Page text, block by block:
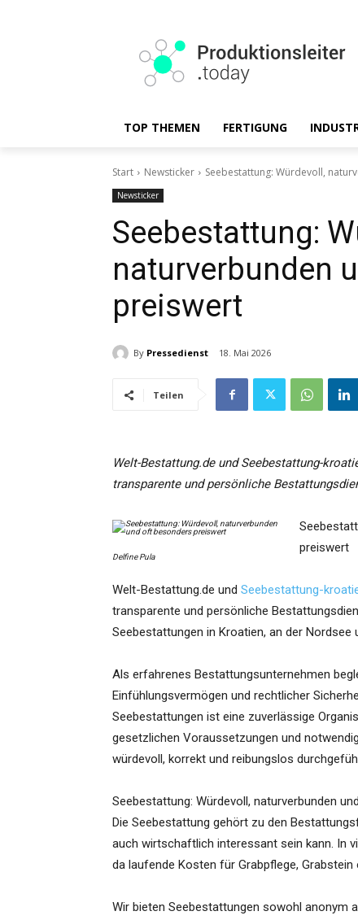
TOP THEMEN FERTIGUNG
Start Newsticker Seebestattung: Würdevoll,
Newsticker
Seebestattung:
naturverbunden
preiswert
By Pressedienst 18. Mai 2026
Teilen
Welt-Bestattung.de und Seebestattung-
transparente und persönliche
Delfine Pula
preiswert
Welt-Bestattung.de und Seebestattung-
transparente und persönliche
Seebestattungen in Kroatien, an der Nordsee
Als erfahrenes Bestattungsunternehmen
Einfühlungsvermögen und rechtlicher
Seebestattungen ist eine zuverlässige
gesetzlichen Voraussetzungen und
würdevoll, korrekt und reibungslos
Seebestattung: Würdevoll, naturverbunden
Die Seebestattung gehört zu den
auch wirtschaftlich interessant sein kann. In
da laufende Kosten für Grabpflege,
Wir bieten Seebestattungen sowohl anonym